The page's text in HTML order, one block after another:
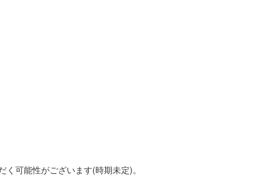
可能性がございます(時期未定)。